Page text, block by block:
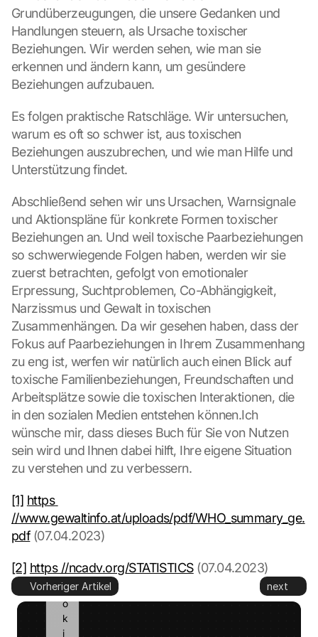
Grundüberzeugungen, die unsere Gedanken und
Handlungen steuern, als Ursache toxischer
Beziehungen. Wir werden sehen, wie man sie
erkennen und ändern kann, um gesündere
Beziehungen aufzubauen.
Es folgen praktische Ratschläge. Wir untersuchen,
warum es oft so schwer ist, aus toxischen
Beziehungen auszubrechen, und wie man Hilfe und
Unterstützung findet.
Abschließend sehen wir uns Ursachen, Warnsignale
und Aktionspläne für konkrete Formen toxischer
Beziehungen an. Und weil toxische Paarbeziehungen
so schwerwiegende Folgen haben, werden wir sie
zuerst betrachten, gefolgt von emotionaler
Erpressung, Suchtproblemen, Co-Abhängigkeit,
Narzissmus und Gewalt in toxischen
Zusammenhängen. Da wir gesehen haben, dass der
Fokus auf Paarbeziehungen in Ihrem Zusammenhang
zu eng ist, werfen wir natürlich auch einen Blick auf
toxische Familienbeziehungen, Freundschaften und
Arbeitsplätze sowie die toxischen Interaktionen, die
in den sozialen Medien entstehen können.Ich
wünsche mir, dass dieses Buch für Sie von Nutzen
sein wird und Ihnen dabei hilft, Ihre eigene Situation
zu verstehen und zu verbessern.
[1] https
//www.gewaltinfo.at/uploads/pdf/WHO_summary_ge.
pdf (07.04.2023)
[2] https //ncadv.org/STATISTICS (07.04.2023)
Vorheriger Artikel next
M
a
p
s
.
D
a
w
i
l
b
t
r
a
n
s
i
t
t
e
d
G
o
o
e
a
n
c
o
o
k
i